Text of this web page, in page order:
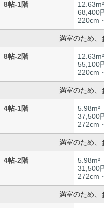
8帖-1階
12.63m²
68,400
220cm
満室のため、
8帖-2階
12.63m²
55,100
220cm
満室のため、
4帖-1階
5.98m²
37,500
272cm
満室のため、
4帖-2階
5.98m²
31,500
272cm
満室のため、